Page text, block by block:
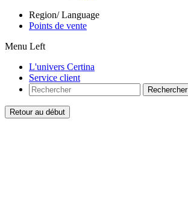
Region/ Language
Points de vente
Menu Left
L'univers Certina
Service client
Rechercher
Retour au début